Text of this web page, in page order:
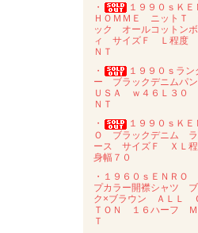
・
１９９０ｓＫＥ
ＨＯＭＭＥ ニットＴ
ック オールコットン
ィ サイズＦ Ｌ程度
ＮＴ
・
１９９０ｓラン
ー ブラックデニムパ
ＵＳＡ ｗ４６Ｌ３０
ＮＴ
・
１９９０ｓＫＥ
Ｏ ブラックデニム ラ
ース サイズＦ ＸＬ
身幅７０
・１９６０ｓＥＮＲＯ
プカラー開襟シャツ ブ
ク×ブラウン ＡＬＬ
ＴＯＮ １６ハーフ Ｍ
Ｔ